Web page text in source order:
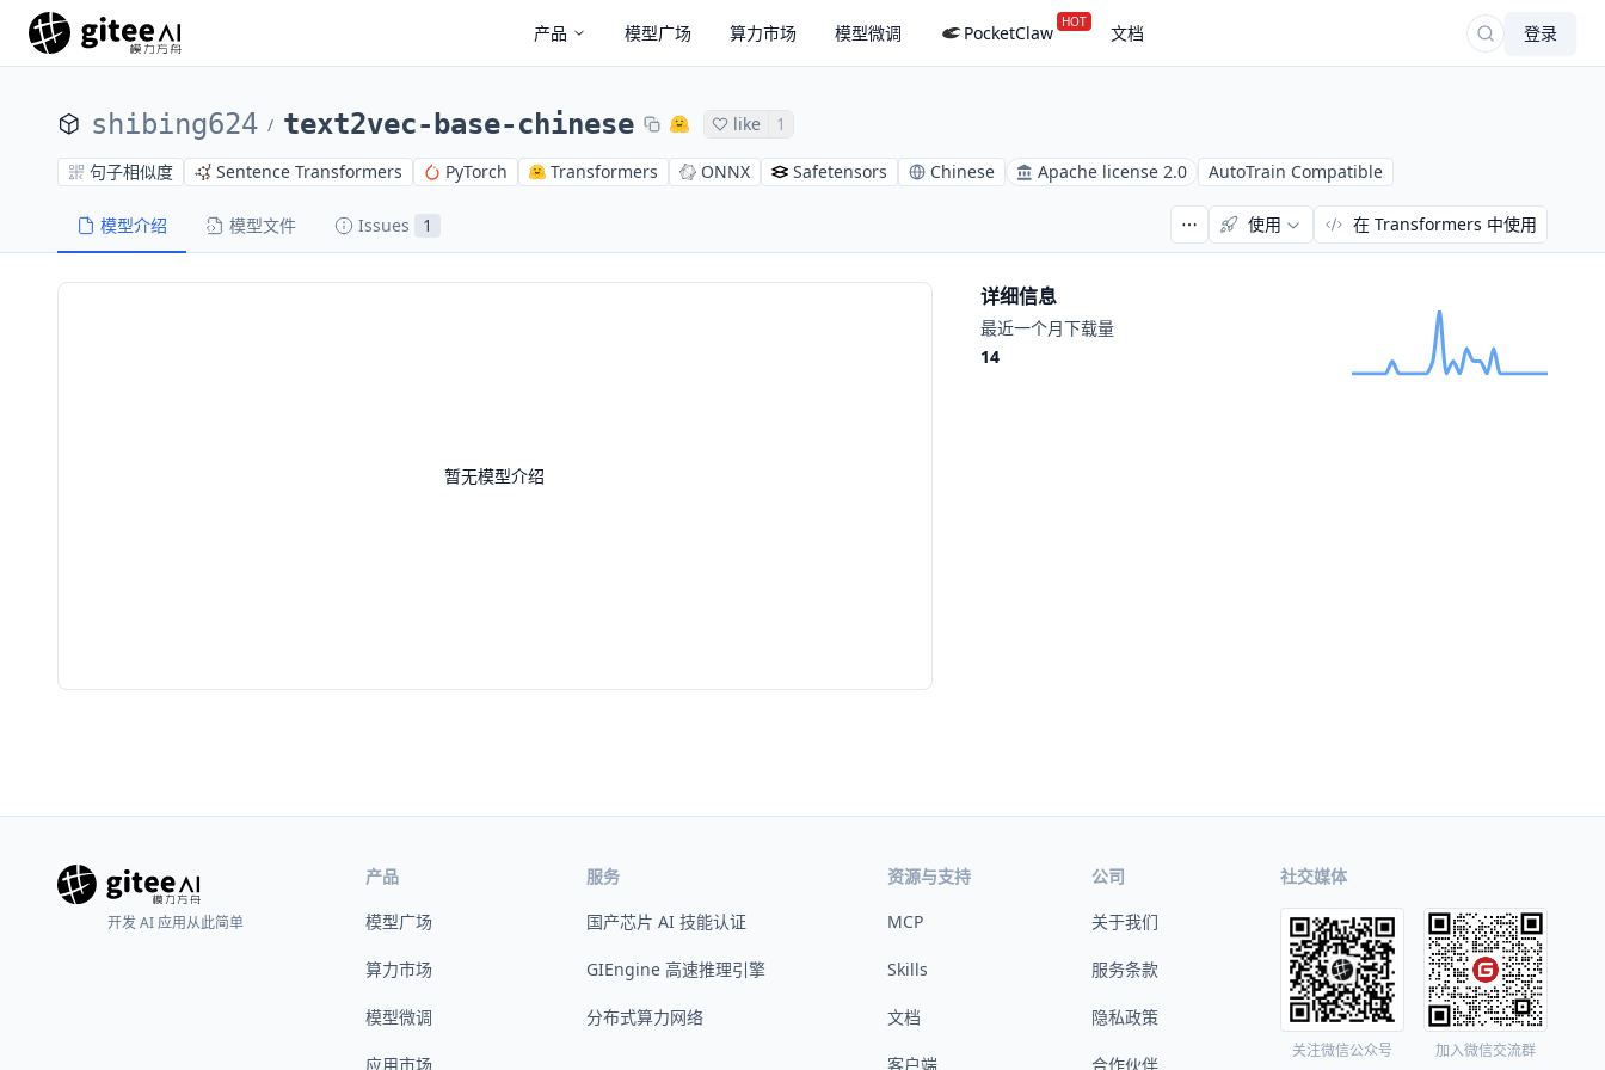
产品 模型广场 算力市场 模型微调 PocketClaw HOT 文档 登录
shibing624 / text2vec-base-chinese like 1
句子相似度 Sentence Transformers PyTorch Transformers ONNX Safetensors Chinese Apache license 2.0 AutoTrain Compatible
模型介绍 模型文件 Issues 1 使用 在 Transformers 中使用
暂无模型介绍
详细信息
最近一个月下载量
14
开发 AI 应用从此简单
产品
模型广场
算力市场
模型微调
应用市场
服务
国产芯片 AI 技能认证
GIEngine 高速推理引擎
分布式算力网络
资源与支持
MCP
Skills
文档
客户端
公司
关于我们
服务条款
隐私政策
合作伙伴
社交媒体
关注微信公众号 加入微信交流群